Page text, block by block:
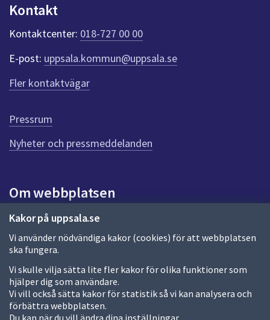
Kakor på uppsala.se
Vi använder nödvändiga kakor (cookies) för att webbplatsen
ska fungera.
Vi skulle vilja sätta lite fler kakor för olika funktioner som
hjälper dig som användare.
Vi vill också sätta kakor för statistik så vi kan analysera och
förbättra webbplatsen.
Du kan när du vill ändra dina inställningar.
k
t
e
r
f
ö
r
e
n
n
a
d
a
Kontakt
Kontaktcenter: 018-727 00 00
E-post: uppsala.kommun@uppsala.se
Fler kontaktvägar
Pressrum
Nyheter och pressmeddelanden
Om webbplatsen
Om webbplatsen
Allmänna handlingar och diarium
Behandling av personuppgifter
Kakor
Språk (other languages)